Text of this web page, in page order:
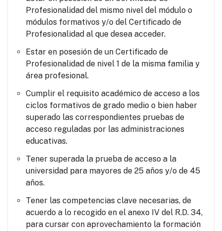
Profesionalidad del mismo nivel del módulo o
módulos formativos y/o del Certificado de
Profesionalidad al que desea acceder.
Estar en posesión de un Certificado de
Profesionalidad de nivel 1 de la misma familia y
área profesional.
Cumplir el requisito académico de acceso a los
ciclos formativos de grado medio o bien haber
superado las correspondientes pruebas de
acceso reguladas por las administraciones
educativas.
Tener superada la prueba de acceso a la
universidad para mayores de 25 años y/o de 45
años.
Tener las competencias clave necesarias, de
acuerdo a lo recogido en el anexo IV del R.D. 34,
para cursar con aprovechamiento la formación